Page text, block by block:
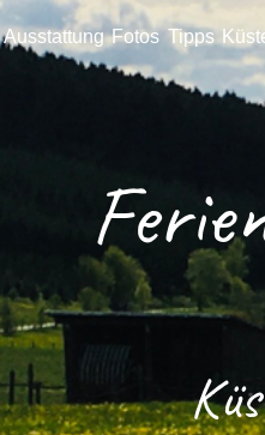
Ausstattung Fotos Tipps